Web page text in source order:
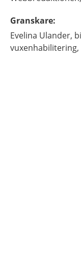
Granskare:
Evelina Ulander,
vuxenhabilitering,